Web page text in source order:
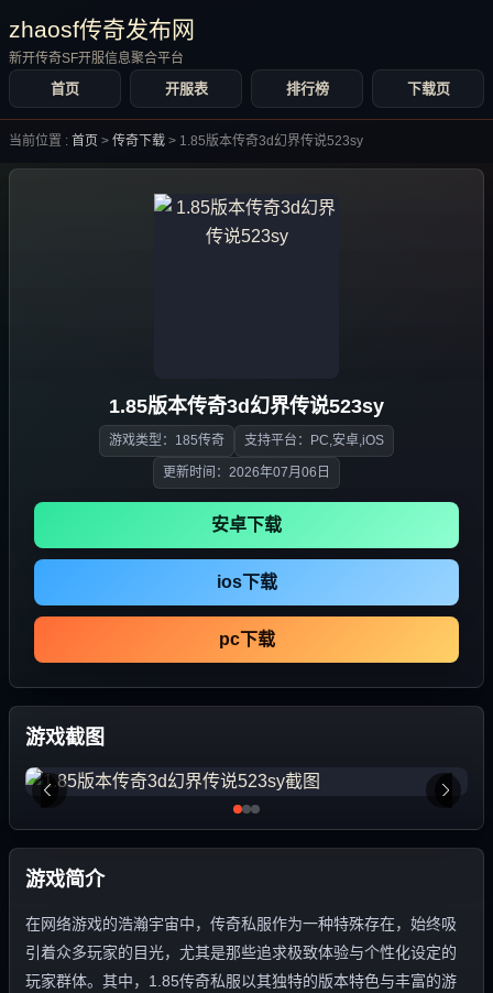
zhaosf传奇发布网
新开传奇SF开服信息聚合平台
首页 开服表 排行榜 下载页
当前位置 : 首页 > 传奇下载 > 1.85版本传奇3d幻界传说523sy
1.85版本传奇3d幻界传说523sy
游戏类型：185传奇 支持平台：PC,安卓,iOS
更新时间：2026年07月06日
安卓下载
ios下载
pc下载
游戏截图
游戏简介
在网络游戏的浩瀚宇宙中，传奇私服作为一种特殊存在，始终吸
引着众多玩家的目光，尤其是那些追求极致体验与个性化设定的
玩家群体。其中，1.85传奇私服以其独特的版本特色与丰富的游